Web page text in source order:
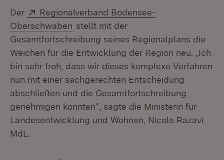
Der Extern:
Regionalverband Bodensee-
Oberschwaben (Öffnet in neuem Fenster)
stellt mit der
Gesamtfortschreibung seines Regionalplans die
Weichen für die Entwicklung der Region neu. „Ich
bin sehr froh, dass wir dieses komplexe Verfahren
nun mit einer sachgerechten Entscheidung
abschließen und die Gesamtfortschreibung
genehmigen konnten“, sagte die Ministerin für
Landesentwicklung und Wohnen, Nicole Razavi
MdL.